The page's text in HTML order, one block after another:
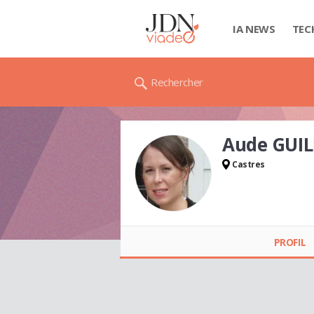
IA NEWS
Rechercher
Aude
Castres
PROFIL